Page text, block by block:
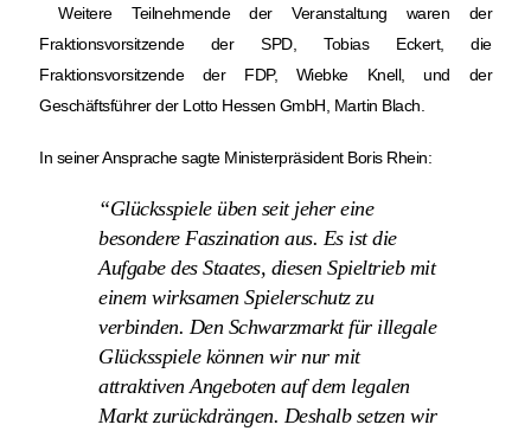
Weitere Teilnehmende der Veranstaltung waren der
Fraktionsvorsitzende der SPD, Tobias Eckert, die
Fraktionsvorsitzende der FDP, Wiebke Knell, und der
Geschäftsführer der Lotto Hessen GmbH, Martin Blach.
In seiner Ansprache sagte Ministerpräsident Boris Rhein:
“Glücksspiele üben seit jeher eine
besondere Faszination aus. Es ist die
Aufgabe des Staates, diesen Spieltrieb mit
einem wirksamen Spielerschutz zu
verbinden. Den Schwarzmarkt für illegale
Glücksspiele können wir nur mit
attraktiven Angeboten auf dem legalen
Markt zurückdrängen. Deshalb setzen wir